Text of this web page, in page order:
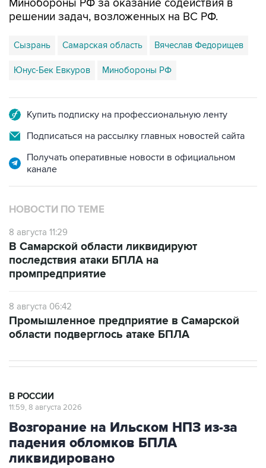
Минобороны РФ за оказание содействия в
решении задач, возложенных на ВС РФ.
Сызрань Самарская область Вячеслав Федорищев
Юнус-Бек Евкуров Минобороны РФ
Купить подписку на профессиональную ленту
Подписаться на рассылку главных новостей сайта
Получать оперативные новости в официальном
канале
НОВОСТИ ПО ТЕМЕ
8 августа 11:29
В Самарской области ликвидируют
последствия атаки БПЛА на
промпредприятие
8 августа 06:42
Промышленное предприятие в Самарской
области подверглось атаке БПЛА
В РОССИИ
11:59, 8 августа 2026
Возгорание на Ильском НПЗ из-за
падения обломков БПЛА
ликвидировано